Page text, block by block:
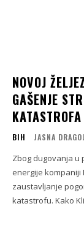
NOVOJ
GAŠENJE
KATASTROFA
BIH JASNA
Zbog dugovanja u
energije kompaniji
zaustavljanje